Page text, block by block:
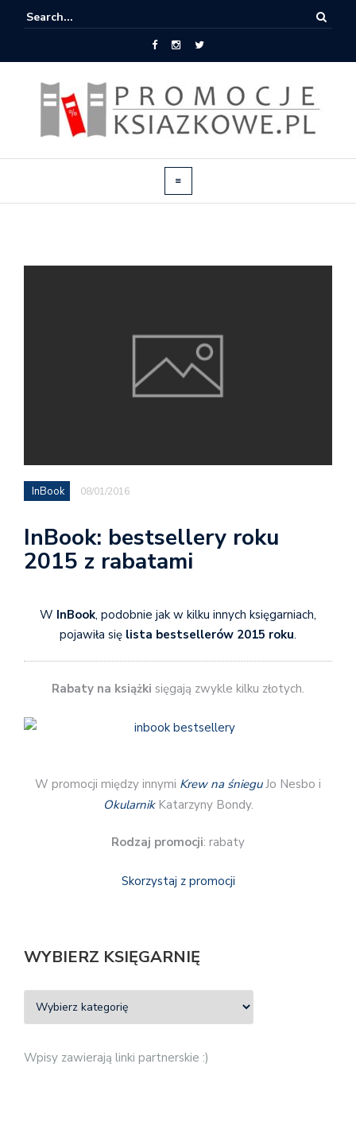
InBook 08/01/2016
InBook: bestsellery roku
2015 z rabatami
W InBook, podobnie jak w kilku innych księgarniach,
pojawiła się lista bestsellerów 2015 roku.
Rabaty na książki sięgają zwykle kilku złotych.
W promocji między innymi Krew na śnieguJo Nesbo i
OkularnikKatarzyny Bondy.
Rodzaj promocji: rabaty
Skorzystaj z promocji
WYBIERZ KSIĘGARNIĘ
Wpisy zawierają linki partnerskie :)